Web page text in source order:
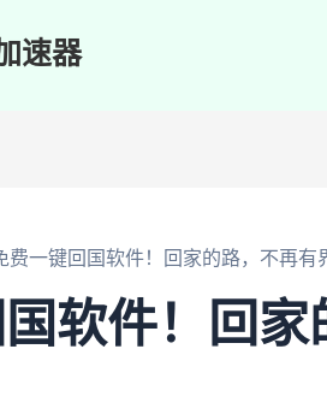
速器
费一键回国软件！回家的路，不再有
软件！回家